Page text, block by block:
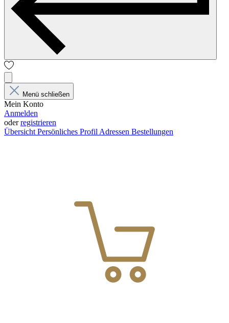
Menü schließen
Mein Konto
Anmelden
oderregistrieren
Übersicht Persönliches Profil Adressen Bestellungen